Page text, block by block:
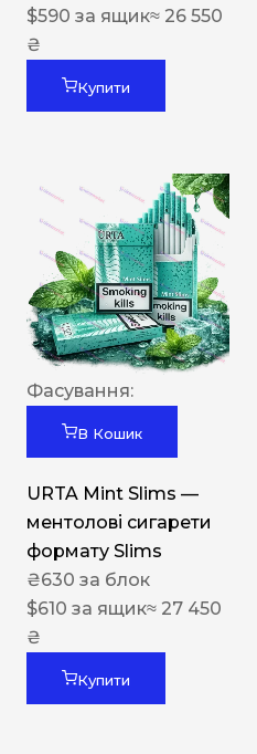
$590 за ящик≈ 26 550
₴
Купити
Фасування:
В Кошик
URTA Mint Slims —
ментолові сигарети
формату Slims
₴630 за блок
$610 за ящик≈ 27 450
₴
Купити